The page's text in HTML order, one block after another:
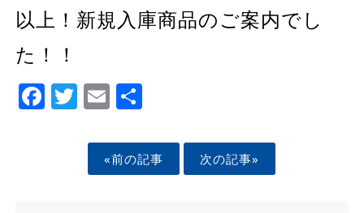
以上！新規入庫商品のご案内でし
た！！
Facebook
Twitter
EmailShare
«前の記事 次の記事»